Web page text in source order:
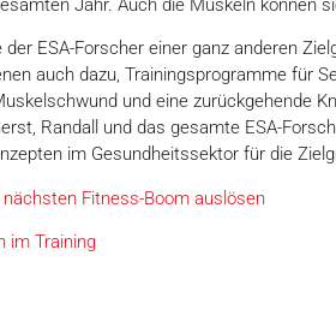
Jahr. Auch die Muskeln können
ESA-Forscher einer ganz anderen
auch dazu, Trainingsprogramme für
und eine zurückgehende
Randall und das gesamte ESA-
im Gesundheitssektor für die
Fitness-Boom auslösen
im Training